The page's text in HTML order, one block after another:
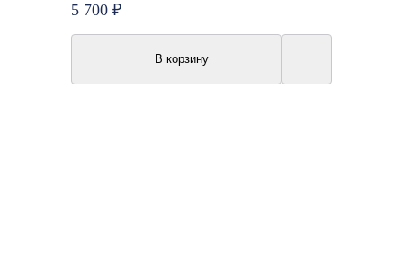
5 700 ₽
В корзину